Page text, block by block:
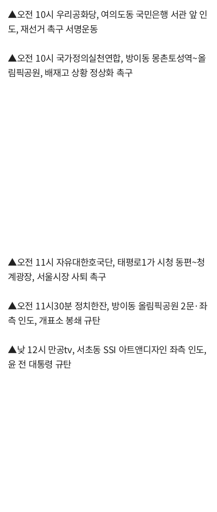
▲오전 10시 우리공화당, 여의도동 국민은행 서관 앞 인
도, 재선거 촉구 서명운동
▲오전 10시 국가정의실천연합, 방이동 몽촌토성역~올
림픽공원, 배재고 상황 정상화 촉구
▲오전 11시 자유대한호국단, 태평로1가 시청 동편~청
계광장, 서울시장 사퇴 촉구
▲오전 11시30분 정치한잔, 방이동 올림픽공원 2문·좌
측 인도, 개표소 봉쇄 규탄
▲낮 12시 만공tv, 서초동 SSI 아트앤디자인 좌측 인도,
윤 전 대통령 규탄